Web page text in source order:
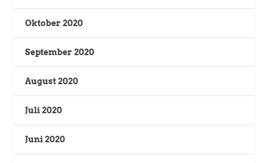
Oktober 2020
September 2020
August 2020
Juli 2020
Juni 2020